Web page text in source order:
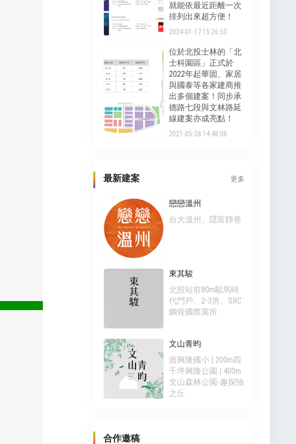
就能依最近距離一次
排列出來超方便！
2024-01-17 15:26:50
位於北投士林的「北
士科園區」正式於
2022年起華固、家居
與國泰等各家建商推
出多個建案！同步承
德路七段與文林路延
線建案亦成亮點！
2021-05-28 14:48:08
最新建案 更多
戀戀溫州
台大溫州、隱富靜巷
東其駿
北投站前80m駿馬時
代門戶、2-3房、SRC
鋼骨國際寓所
文山青昀
面興隆國小 | 200m四
千坪興隆公園 | 400m
文山森林公園-趣探險
之丘
合作邀稿